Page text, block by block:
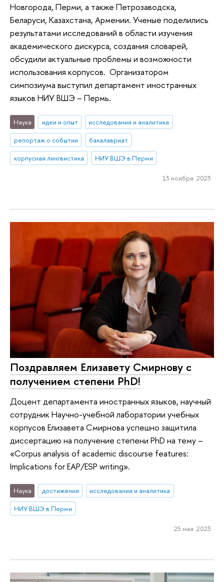
Новгорода, Перми, а также Петрозаводска,
Беларуси, Казахстана, Армении. Ученые поделились
результатами исследований в области изучения
академического дискурса, создания словарей,
обсудили актуальные проблемы и возможности
использования корпусов. Организатором
симпозиума выступил департамент иностранных
языков НИУ ВШЭ – Пермь.
Наука идеи и опыт
исследования и аналитика
репортаж о событии
бакалавриат
корпусная лингвистика
НИУ ВШЭ в Перми
13 ноября 2023
Поздравляем Елизавету Смирнову с
получением степени PhD!
Доцент департамента иностранных языков, научный
сотрудник Научно-учебной лаборатории учебных
корпусов Елизавета Смирнова успешно защитила
диссертацию на получение степени PhD на тему –
«Corpus analysis of academic discourse features:
Implications for EAP/ESP writing».
Наука достижения
исследования и аналитика
НИУ ВШЭ в Перми
25 мая 2023